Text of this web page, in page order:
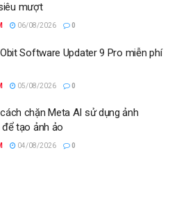
mượt
06/08/2026 0
Software Updater 9 Pro miễn phí
05/08/2026 0
chặn Meta AI sử dụng ảnh
tạo ảnh ảo
04/08/2026 0